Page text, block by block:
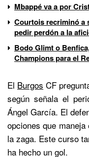
Mbappé va a por
Courtois recriminó a
pedir perdón a la
Bodo Glimt o
Champions para el
El Burgos CF
según señala el
Ángel García. El
opciones que
la zaga. Este curso
ha hecho un gol.